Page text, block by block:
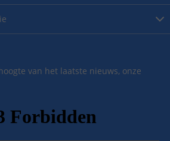
van het laatste nieuws, onze